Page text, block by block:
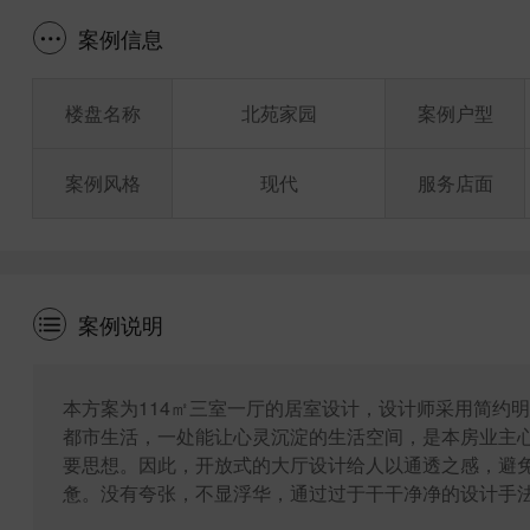
案例信息
楼盘名称
案例风格
北苑家园
现代
案例户型
服务店面
案例说明
本方案为114㎡三室一厅的居室设计，设计师采用简约
都市生活，一处能让心灵沉淀的生活空间，是本房业
要思想。因此，开放式的大厅设计给人以通透之感，
惫。没有夸张，不显浮华，通过过于干干净净的设计